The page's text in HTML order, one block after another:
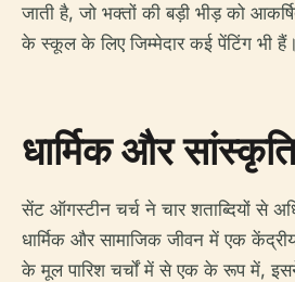
जाती है, जो भक्तों की बड़ी भीड़ को
के स्कूल के लिए जिम्मेदार कई पेंटिंग भी हैं।
धार्मिक और
सेंट ऑगस्टीन चर्च ने चार शताब्दियों से
धार्मिक और सामाजिक जीवन में एक
के मूल पारिश चर्चों में से एक के रूप में, इसने